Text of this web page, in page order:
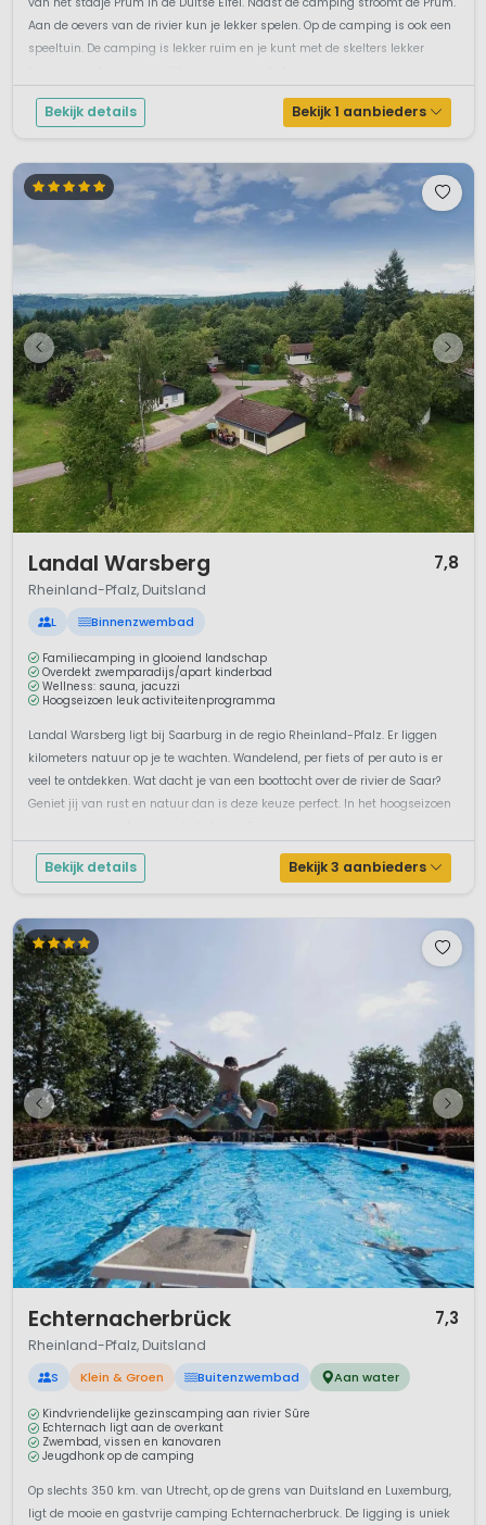
Aan de oevers van de rivier kun je lekker spelen. Op de camping is ook een
speeltuin. De camping is lekker ruim en je kunt met de skelters lekker
Bekijk details Bekijk 1 aanbieders
Landal Warsberg 7,8
Rheinland-Pfalz, Duitsland
L Binnenzwembad
Familiecamping in glooiend landschap
Overdekt zwemparadijs/apart kinderbad
Wellness: sauna, jacuzzi
Hoogseizoen leuk activiteitenprogramma
Landal Warsberg ligt bij Saarburg in de regio Rheinland-Pfalz. Er liggen
kilometers natuur op je te wachten. Wandelend, per fiets of per auto is er
veel te ontdekken. Wat dacht je van een boottocht over de rivier de Saar?
Geniet jij van rust en natuur dan is deze keuze perfect. In het hoogseizoen
Bekijk details Bekijk 3 aanbieders
Echternacherbrück 7,3
Rheinland-Pfalz, Duitsland
S Klein & Groen Buitenzwembad Aan water
Kindvriendelijke gezinscamping aan rivier Sûre
Echternach ligt aan de overkant
Zwembad, vissen en kanovaren
Jeugdhonk op de camping
Op slechts 350 km. van Utrecht, op de grens van Duitsland en Luxemburg,
ligt de mooie en gastvrije camping Echternacherbruck. De ligging is uniek